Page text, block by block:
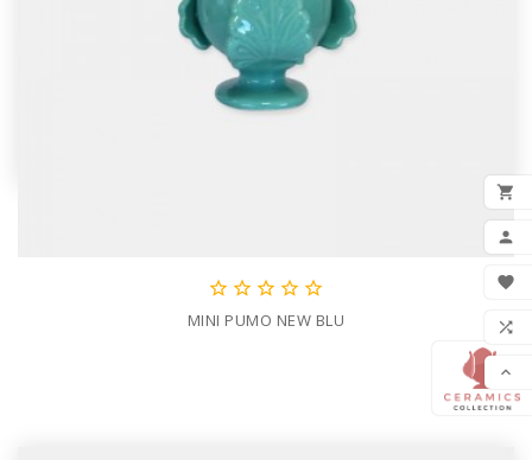





    
MINI PUMO NEW BLU